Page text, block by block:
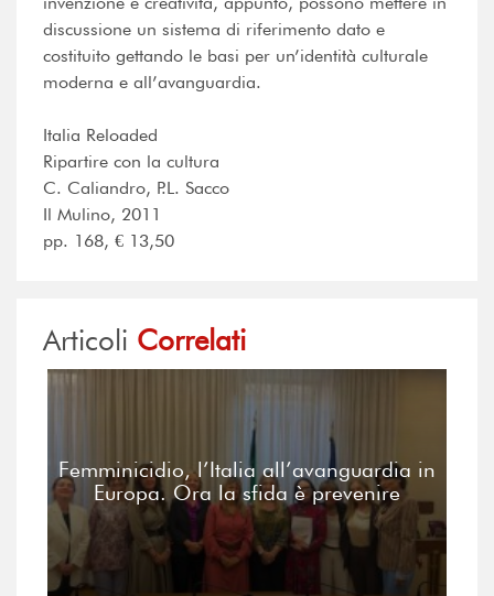
discussione un sistema di riferimento dato e
costituito gettando le basi per un’identità culturale
moderna e all’avanguardia.
Italia Reloaded
Ripartire con la cultura
C. Caliandro, P.L. Sacco
Il Mulino, 2011
pp. 168, € 13,50
Articoli Correlati
Femminicidio, l’Italia all’avanguardia in
Europa. Ora la sfida è prevenire